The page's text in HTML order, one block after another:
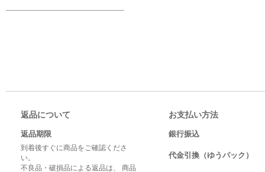
返品について
返品期限
到着後すぐに商品をご確認くださ
い。
不良品・破損品による返品は、 商品
お支払い方法
銀行振込
代金引換（ゆうパック）